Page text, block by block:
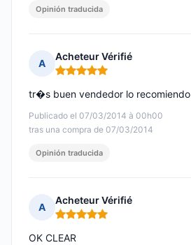
Opinión traducida
A
Acheteur Vérifié
Nota: 5 de 5
Publicado el 07/03/2014 à 00h00
tras una compra de 07/03/2014
tr�s buen vendedor lo recomiendo
Opinión traducida
A
Acheteur Vérifié
Nota: 5 de 5
OK CLEAR